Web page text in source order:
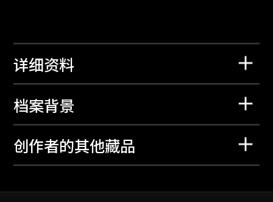
详细资料
档案背景
创作者的其他藏品